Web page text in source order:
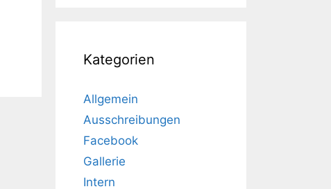
Kategorien
Allgemein
Ausschreibungen
Facebook
Gallerie
Intern